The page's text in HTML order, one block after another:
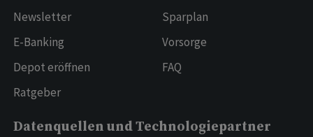
Newsletter
E-Banking
Depot eröffnen
Ratgeber
Sparplan
Vorsorge
FAQ
Datenquellen und Technologiepartner